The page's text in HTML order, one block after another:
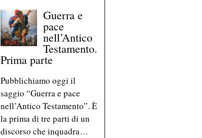
Guerra e
pace
nell’Antico
Testamento.
Prima parte
Pubblichiamo oggi il
saggio “Guerra e pace
nell’Antico Testamento”. È
la prima di tre parti di un
discorso che inquadra…